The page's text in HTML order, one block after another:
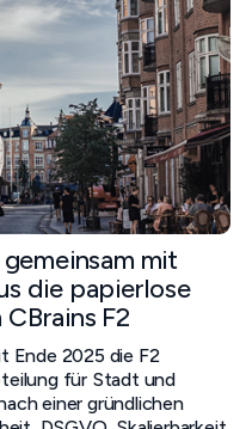
mit
die papierlose
F2
Ende 2025 die F2
für Stadt und
einer gründlichen